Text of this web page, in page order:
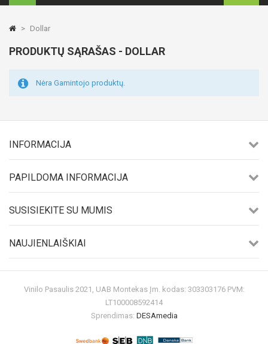
> Dollar
PRODUKTŲ SĄRAŠAS - DOLLAR
Nėra Gamintojo produktų.
INFORMACIJA
PAPILDOMA INFORMACIJA
SUSISIEKITE SU MUMIS
NAUJIENLAIŠKIAI
Vinilo Pasaulis 2021, UAB Montekas Įm. kodas: 303303176 PVM:
LT100008592414
Sprendimas: DESAmedia